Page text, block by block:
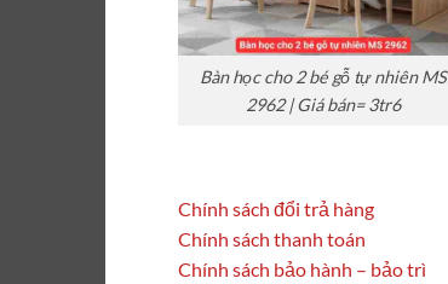
Bàn học cho 2 bé gỗ tự nhiên MS
2962 | Giá bán= 3tr6
Chính sách đổi trả hàng
Chính sách thanh toán
Chính sách bảo hành – bảo trì